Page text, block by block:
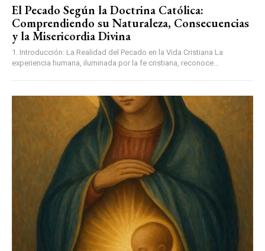
El Pecado Según la Doctrina Católica:
Comprendiendo su Naturaleza, Consecuencias
y la Misericordia Divina
1. Introducción: La Realidad del Pecado en la Vida Cristiana La
experiencia humana, iluminada por la fe cristiana, reconoce...